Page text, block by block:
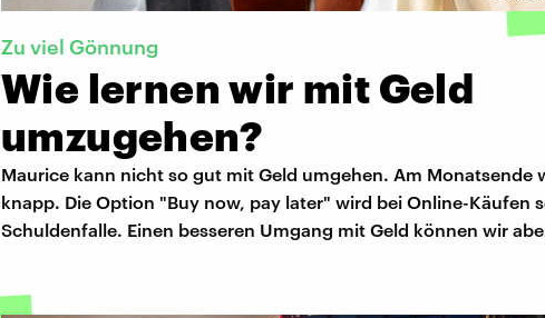
Zu viel Gönnung
Wie lernen wir mit Geld
umzugehen?
Maurice kann nicht so gut mit Geld umgehen. Am Monatsende
knapp. Die Option "Buy now, pay later" wird bei Online-Käufen
Schuldenfalle. Einen besseren Umgang mit Geld können wir